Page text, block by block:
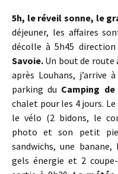
5h, le réveil sonne, le
déjeuner, les affaires
décolle à 5h45
Savoie. Un bout de route
après Louhans,
parking du Camping
chalet pour les 4 jours.
le vélo (2 bidons, le
photo et son petit
sandwichs, une
gels énergie et 2